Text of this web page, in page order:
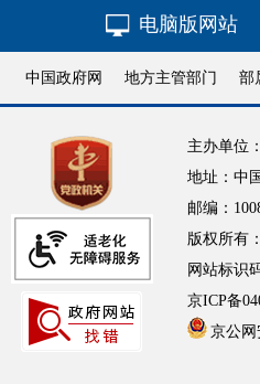
电脑版网站
中国政府网 地方主管部门 部
主办单位
地址：中
邮编：
版权所有
网站标识
京ICP备
京公网